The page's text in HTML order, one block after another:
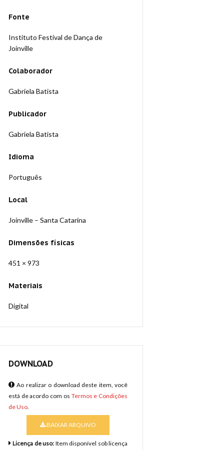
Fonte
Instituto Festival de Dança de
Joinville
Colaborador
Gabriela Batista
Publicador
Gabriela Batista
Idioma
Português
Local
Joinville – Santa Catarina
Dimensões físicas
451 × 973
Materiais
Digital
DOWNLOAD
Ao realizar o download deste item, você
está de acordo com os Termos e Condições
de Uso.
BAIXAR ARQUIVO
Licença de uso: Item disponível sob licença